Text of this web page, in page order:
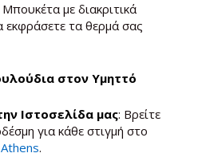
Μπουκέτα με διακριτικά
εκφράσετε τα θερμά σας
στον Υμηττό
Ιστοσελίδα μας: Βρείτε
για κάθε στιγμή στο
.